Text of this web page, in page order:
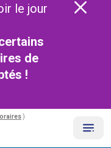
le jour
de
!
)